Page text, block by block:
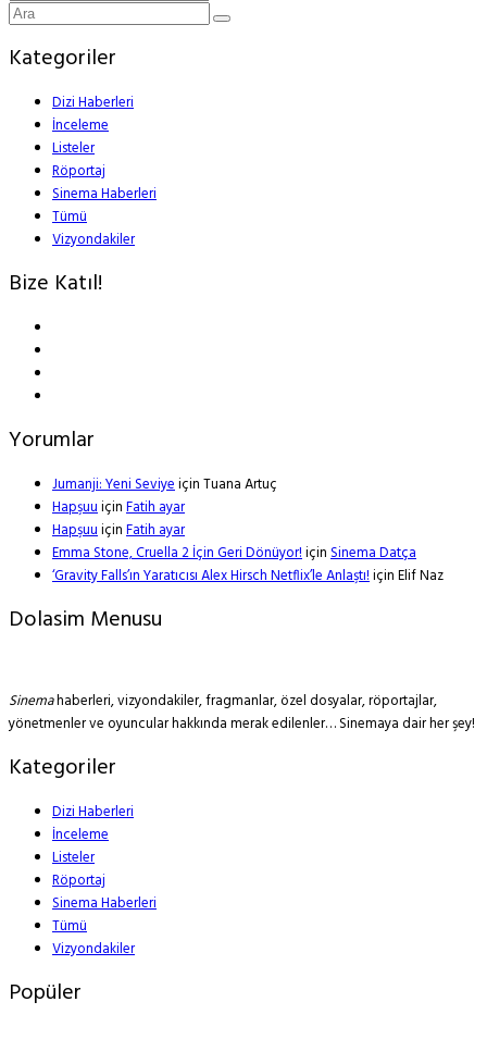
Kategoriler
Dizi Haberleri
İnceleme
Listeler
Röportaj
Sinema Haberleri
Tümü
Vizyondakiler
Bize Katıl!
Yorumlar
Jumanji: Yeni SeviyeiçinTuana Artuç
HapşuuiçinFatih ayar
HapşuuiçinFatih ayar
Emma Stone, Cruella 2 İçin Geri Dönüyor!içinSinema Datça
‘Gravity Falls’ın Yaratıcısı Alex Hirsch Netflix’le Anlaştı!içinElif Naz
Dolasim Menusu
Sinemahaberleri, vizyondakiler, fragmanlar, özel dosyalar, röportajlar,
yönetmenler ve oyuncular hakkında merak edilenler… Sinemaya dair her şey!
Kategoriler
Dizi Haberleri
İnceleme
Listeler
Röportaj
Sinema Haberleri
Tümü
Vizyondakiler
Popüler